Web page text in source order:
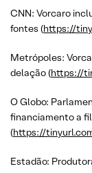
CNN: Vorcaro
fontes (https://
Metrópoles:
delação (https://
O Globo:
financiamento a
(https://
Estadão: